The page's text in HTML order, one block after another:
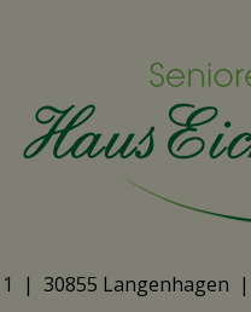
| 30855 Langenhagen |